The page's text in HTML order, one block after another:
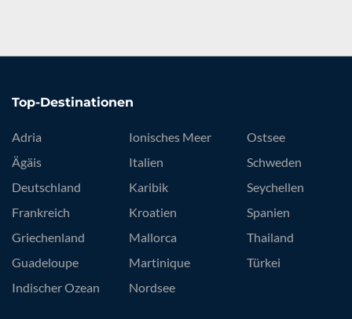
Top-Destinationen
Adria
Ägäis
Deutschland
Frankreich
Griechenland
Guadeloupe
Indischer Ozean
Ionisches Meer
Italien
Karibik
Kroatien
Mallorca
Martinique
Nordsee
Ostsee
Schweden
Seychellen
Spanien
Thailand
Türkei